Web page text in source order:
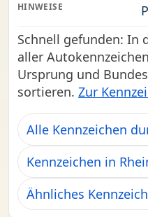
HINWEISE
Schnell gefunden: In
aller
Ursprung und
sortieren. Zur
Alle Kennzeichen
Kennzeichen in
Ähnliches